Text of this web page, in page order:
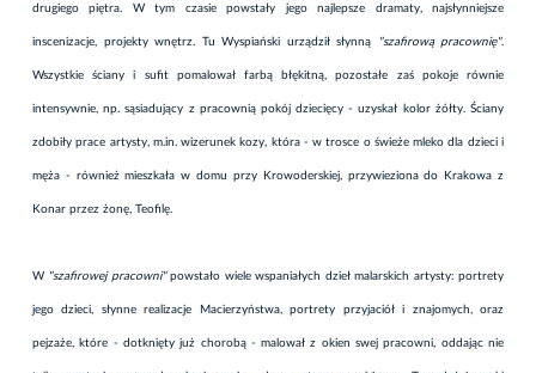
drugiego piętra. W tym czasie powstały jego najlepsze dramaty, najsłynniejsze
inscenizacje, projekty wnętrz. Tu Wyspiański urządził słynną "szafirową pracownię".
Wszystkie ściany i sufit pomalował farbą błękitną, pozostałe zaś pokoje równie
intensywnie, np. sąsiadujący z pracownią pokój dziecięcy - uzyskał kolor żółty. Ściany
zdobiły prace artysty, m.in. wizerunek kozy, która - w trosce o świeże mleko dla dzieci i
męża - również mieszkała w domu przy Krowoderskiej, przywieziona do Krakowa z
Konar przez żonę, Teofilę.
W "szafirowej pracowni"powstało wiele wspaniałych dzieł malarskich artysty: portrety
jego dzieci, słynne realizacje Macierzyństwa, portrety przyjaciół i znajomych, oraz
pejzaże, które - dotknięty już chorobą - malował z okien swej pracowni, oddając nie